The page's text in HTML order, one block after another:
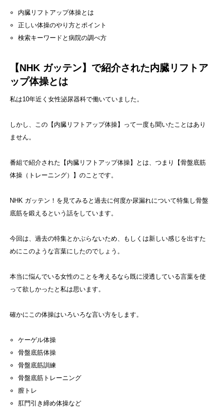
内臓リフトアップ体操とは
正しい体操のやり方とポイント
検索キーワードと病院の調べ方
【NHK ガッテン】で紹介された内臓リフトア
ップ体操とは
私は10年近く女性泌尿器科で働いていました。
しかし、この【内臓リフトアップ体操】って一度も聞いたことはあり
ません。
番組で紹介された【内臓リフトアップ体操】とは、つまり【骨盤底筋
体操（トレーニング）】のことです。
NHK ガッテン！を見てみると過去に何度か尿漏れについて特集し骨盤
底筋を鍛えるという話をしています。
今回は、過去の特集とかぶらないため、もしくは新しい感じを出すた
めにこのような言葉にしたのでしょう。
本当に悩んでいる女性のことを考えるなら既に浸透している言葉を使
って欲しかったと私は思います。
確かにこの体操はいろいろな言い方をします。
ケーゲル体操
骨盤底筋体操
骨盤底筋訓練
骨盤底筋トレーニング
膣トレ
肛門引き締め体操など